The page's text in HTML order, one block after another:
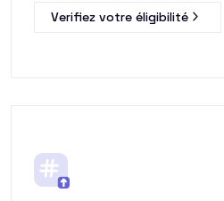
Verifiez votre éligibilité